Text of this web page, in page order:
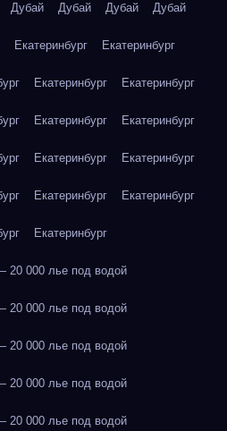
Дубай Дубай Дубай Дубай
Екатеринбург Екатеринбург
Екатеринбург Екатеринбург
Екатеринбург Екатеринбург
Екатеринбург Екатеринбург
Екатеринбург Екатеринбург
Екатеринбург
000 лье под водой
000 лье под водой
000 лье под водой
000 лье под водой
000 лье под водой